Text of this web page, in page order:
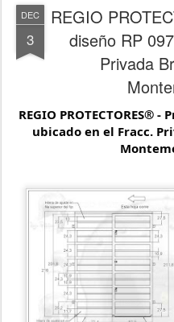
DEC
3
REGIO
diseño RP
Privada
REGIO PROTECTORES®
ubicado en el Fracc.